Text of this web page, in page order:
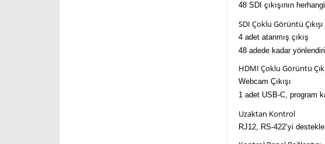
48 SDI çıkışının
SDI Çoklu Görüntü Çıkışı
4 adet atanmış çıkış
48 adede kadar
HDMI Çoklu Görüntü
Webcam Çıkışı
1 adet USB-C, program
Uzaktan Kontrol
RJ12, RS-422’yi